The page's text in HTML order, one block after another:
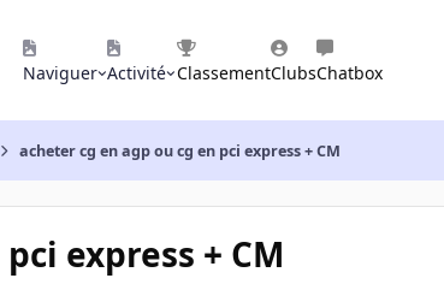
Naviguer Activité ClassementClubsChatbox
acheter cg en agp ou cg en pci express + CM
express + CM